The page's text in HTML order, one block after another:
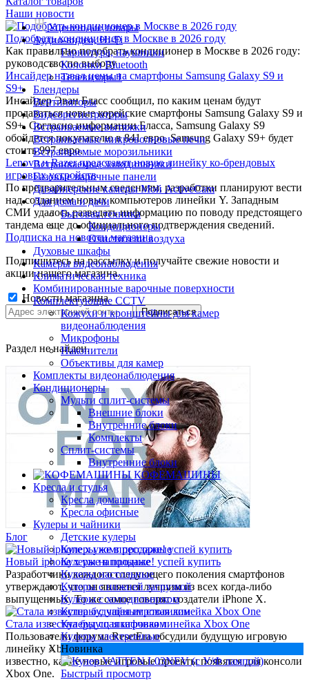
Уцененные товары
Аудио-видео, Hi-Fi
Гарнитура, наушники
Колонки Bluetooth
Телевизоры1
Блендеры
Вентиляторы
Видеорегистраторы
Встраиваемые вытяжки
Встраиваемые микроволновые печи
Встраиваемые морозильники
Встраиваемые холодильники
Газовые варочные панели
Дизайнерские камеры Мой ActiveCam
Для дома и дачи
Бытовая техника
Кондиционеры
Очистители воздуха
Духовые шкафы
Камеры видеонаблюдения
Климатическая техника
Комбинированные варочные поверхности
Комплектующие CCTV
Кожухи и кронштейны для камер
видеонаблюдения
Микрофоны
Накопители
Объективы для камер
Комплекты видеонаблюдения
Кондиционеры
Мульти сплит-системы
Внешние блоки
Внутренние блоки
Комплекты
Сплит-системы
Внутренние блоки
КОФЕМАШИНЫ
Кресла и стулья
Кресла домашние
Кресла офисные
Кулеры и чайники
Детские кулеры
Кулеры компрессорные
Кулеры напольные
Кулеры настольные
Кулеры с нижней загрузкой
Кулеры с холодильником
Кулеры с чайным столиком
Кулеры со шкафчиком
Кулеры электронные
Новинка
Быстрый просмотр
Наши новости
Подобрать кондиционер в Москве в 2026 году
Как правильно подобрать кондиционер в Москве в 2026 году:
руководство по выбору
Инсайдер назвал цены на смартфоны Samsung Galaxy S9 и
S9+
Инсайдер Эван Бласс сообщил, по каким ценам будут
продаваться новые корейские смартфоны Samsung Galaxy S9 и
S9+. Согласно информации Бласса, Samsung Galaxy S9
обойдется покупателю в 841 евро. Samsung Galaxy S9+ будет
стоить 997 евро.
Lenovo и Razer представят новую линейку ко-брендовых
игровых устройств
По предварительным сведениям, разработки планируют вести
над созданием новых компьютеров линейки Y. Западным
СМИ удалось разведать информацию по поводу предстоящего
тандема еще до официального подтверждения сведений.
Подписка на новости магазина
Подпишитесь на рассылку и получайте свежие новости и
акции нашего магазина.
Новости магазина
Раздел не найден.
Блог
Новый iphone x уже в продаже! успей купить
Разработчики каждого следующего поколения смартфонов
утверждают, что он является лучшим из всех когда-либо
выпущенных. То же самое говорят создатели iPhone X.
Стала известна будущая игровая линейка Xbox One
Пользователи форума ResetEra обсудили будущую игровую
линейку Xbox One. Инсайдером выступил Klobrille. Стало
известно, какие новые игровые проекты появятся для консоли
Xbox One.